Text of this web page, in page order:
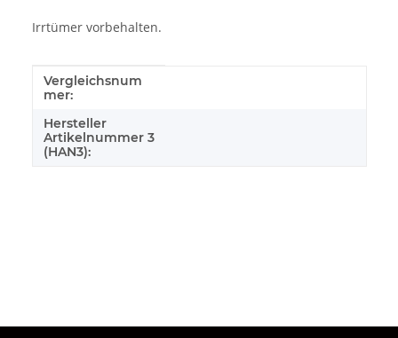
Irrtümer vorbehalten.
Produkteigenschaft
Wert
Vergleichsnum
mer:
Hersteller
Artikelnummer 3
(HAN3):